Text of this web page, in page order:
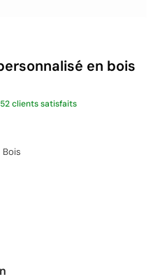
en bois
52 clients satisfaits
Bois